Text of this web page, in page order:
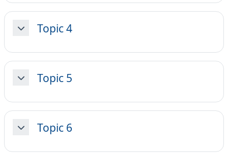
MinimizzaTopic 4
MinimizzaTopic 5
MinimizzaTopic 6